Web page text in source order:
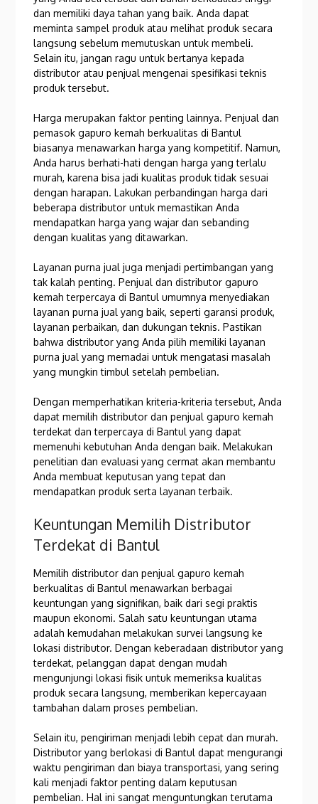
dan memiliki daya tahan yang baik. Anda dapat
meminta sampel produk atau melihat produk secara
langsung sebelum memutuskan untuk membeli.
Selain itu, jangan ragu untuk bertanya kepada
distributor atau penjual mengenai spesifikasi teknis
produk tersebut.
Harga merupakan faktor penting lainnya. Penjual dan
pemasok gapuro kemah berkualitas di Bantul
biasanya menawarkan harga yang kompetitif. Namun,
Anda harus berhati-hati dengan harga yang terlalu
murah, karena bisa jadi kualitas produk tidak sesuai
dengan harapan. Lakukan perbandingan harga dari
beberapa distributor untuk memastikan Anda
mendapatkan harga yang wajar dan sebanding
dengan kualitas yang ditawarkan.
Layanan purna jual juga menjadi pertimbangan yang
tak kalah penting. Penjual dan distributor gapuro
kemah terpercaya di Bantul umumnya menyediakan
layanan purna jual yang baik, seperti garansi produk,
layanan perbaikan, dan dukungan teknis. Pastikan
bahwa distributor yang Anda pilih memiliki layanan
purna jual yang memadai untuk mengatasi masalah
yang mungkin timbul setelah pembelian.
Dengan memperhatikan kriteria-kriteria tersebut, Anda
dapat memilih distributor dan penjual gapuro kemah
terdekat dan terpercaya di Bantul yang dapat
memenuhi kebutuhan Anda dengan baik. Melakukan
penelitian dan evaluasi yang cermat akan membantu
Anda membuat keputusan yang tepat dan
mendapatkan produk serta layanan terbaik.
Keuntungan Memilih Distributor
Terdekat di Bantul
Memilih distributor dan penjual gapuro kemah
berkualitas di Bantul menawarkan berbagai
keuntungan yang signifikan, baik dari segi praktis
maupun ekonomi. Salah satu keuntungan utama
adalah kemudahan melakukan survei langsung ke
lokasi distributor. Dengan keberadaan distributor yang
terdekat, pelanggan dapat dengan mudah
mengunjungi lokasi fisik untuk memeriksa kualitas
produk secara langsung, memberikan kepercayaan
tambahan dalam proses pembelian.
Selain itu, pengiriman menjadi lebih cepat dan murah.
Distributor yang berlokasi di Bantul dapat mengurangi
waktu pengiriman dan biaya transportasi, yang sering
kali menjadi faktor penting dalam keputusan
pembelian. Hal ini sangat menguntungkan terutama